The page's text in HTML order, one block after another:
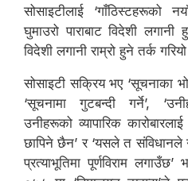
सोसाइटीलाई ‘गाँठिस्टहरूको
घुमाउरो पाराबाट विदेशी
विदेशी लगानी राम्रो हुने तर्क
सोसाइटी सक्रिय भए ‘सूचनाका
‘सूचनामा गुटबन्दी गर्ने’,
उनीहरूको व्यापारिक
छापिने छैन’ र ‘यसले त संविधानले
प्रत्याभूतिमा पूर्णविराम